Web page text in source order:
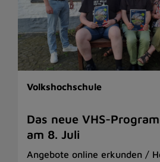
Volkshochschule
Das neue VHS-
am 8. Juli
Angebote online erkunden /